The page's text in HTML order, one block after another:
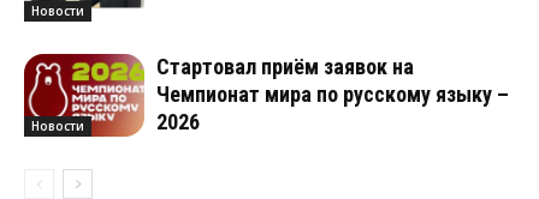
Новости
Новости
Стартовал приём заявок на
Чемпионат мира по русскому языку –
2026